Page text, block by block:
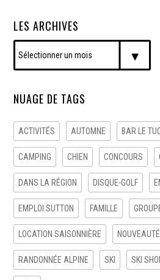
LES ARCHIVES
NUAGE DE TAGS
ACTIVITÉS AUTOMNE BAR LE
CAMPING CHIEN CONCOURS
DANS LA RÉGION DISQUE-GOLF
EMPLOI SUTTON FAMILLE
LOCATION SAISONNIÈRE
RANDONNÉE ALPINE SKI SKI